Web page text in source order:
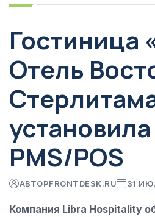
Гостиница
Отель
PMS/POS
АВТОРFRONTDESK.RU 31
Компания Libra Hospitality